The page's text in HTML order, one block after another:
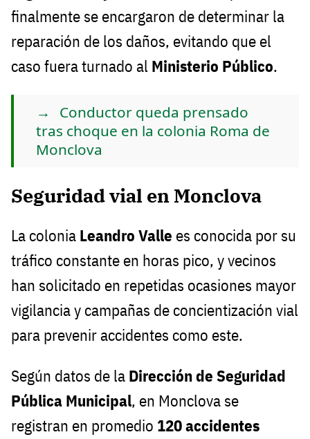
finalmente se encargaron de determinar la
reparación de los daños, evitando que el
caso fuera turnado al Ministerio Público.
Conductor queda prensado
tras choque en la colonia Roma de
Monclova
Seguridad vial en Monclova
La colonia Leandro Valle es conocida por su
tráfico constante en horas pico, y vecinos
han solicitado en repetidas ocasiones mayor
vigilancia y campañas de concientización vial
para prevenir accidentes como este.
Según datos de la Dirección de Seguridad
Pública Municipal, en Monclova se
registran en promedio 120 accidentes